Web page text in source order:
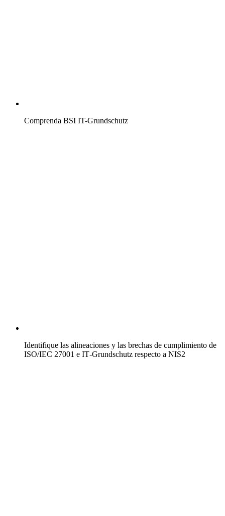
Comprenda BSI IT-Grundschutz
Identifique las alineaciones y las brechas de cumplimiento de
ISO/IEC 27001 e IT‑Grundschutz respecto a NIS2